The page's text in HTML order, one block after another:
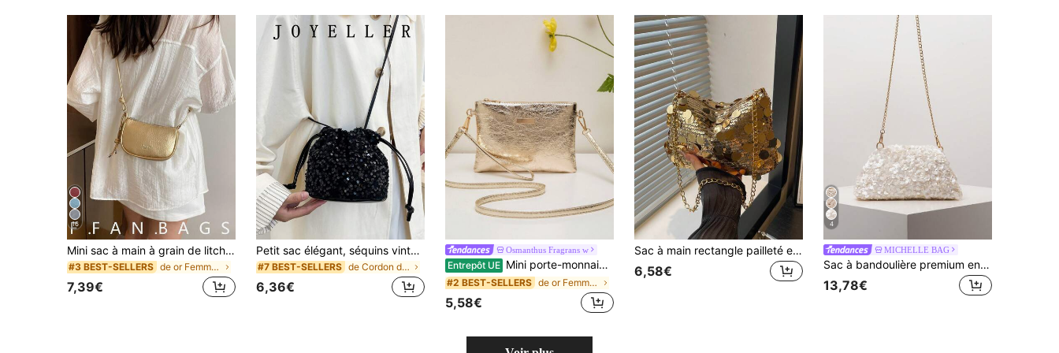
16
Mini sac à main à grain de litchi, nouveau sac bandoulière compact et pour femmes
#3 BEST-SELLERS de or Femmes Crossbody
7,39€
Petit sac élégant, séquins vintage raffinés, nouveau sac porte-bonheur, bijoux de perles personnalisés, polyvalent à l'occidentale, sac à bandoulière compact pour femmes
#7 BEST-SELLERS de Cordon de serrage Femmes Crossbody
6,36€
Osmanthus Fragrans w
Entrepôt UE Mini porte-monnaie à bandoulière pour femmes, nouveau sac à bandoulière polyvalent, unique et doux de forme carrée, printemps/été
#2 BEST-SELLERS de or Femmes Crossbody
5,58€
Sac à main rectangle pailleté et pailleté à la mode, nouveau sac bandoulière zippé polyvalent personnalisé, sac de soirée chaîne de conception de niche, convient pour les rendez-vous, les galas, les fêtes, les cadeaux
6,58€
4
MICHELLE BAG
Sac à bandoulière premium en métal, sac à sequins, sac de demoiselle d'honneur, sac pochette pour femmes, sac de bal, accessoires de bal, sac élégant pour femmes, articles de mariage, portefeuille de danse brillant (motif aléatoire)
13,78€